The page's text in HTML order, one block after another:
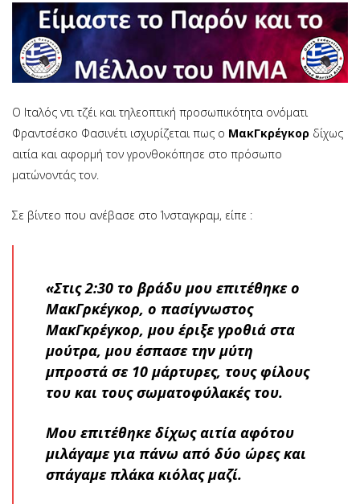
Ο Ιταλός ντι τζέι και τηλεοπτική προσωπικότητα ονόματι
Φραντσέσκο Φασινέτι ισχυρίζεται πως ο ΜακΓκρέγκορ δίχως
αιτία και αφορμή τον γρονθοκόπησε στο πρόσωπο
ματώνοντάς τον.
Σε βίντεο που ανέβασε στο Ίνσταγκραμ, είπε :
«Στις 2:30 το βράδυ μου επιτέθηκε ο
ΜακΓρκέγκορ, ο πασίγνωστος
ΜακΓκρέγκορ, μου έριξε γροθιά στα
μούτρα, μου έσπασε την μύτη
μπροστά σε 10 μάρτυρες, τους φίλους
του και τους σωματοφύλακές του.
Μου επιτέθηκε δίχως αιτία αφότου
μιλάγαμε για πάνω από δύο ώρες και
σπάγαμε πλάκα κιόλας μαζί.